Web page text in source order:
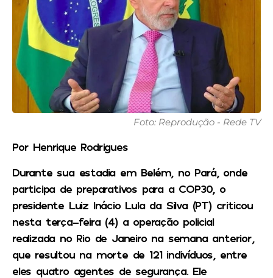
Foto: Reprodução - Rede TV
Por Henrique Rodrigues
Durante sua estadia em Belém, no Pará, onde
participa de preparativos para a COP30, o
presidente Luiz Inácio Lula da Silva (PT) criticou
nesta terça-feira (4) a operação policial
realizada no Rio de Janeiro na semana anterior,
que resultou na morte de 121 indivíduos, entre
eles quatro agentes de segurança. Ele